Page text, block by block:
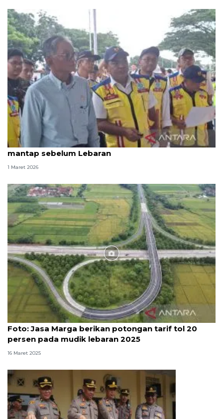
PU: Ruas Pemalang--Pekalongan ditargetkan
mantap sebelum Lebaran
1 Maret 2026
Foto
Foto: Jasa Marga berikan potongan tarif tol 20
persen pada mudik lebaran 2025
16 Maret 2025